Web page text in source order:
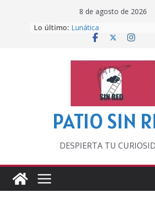
8 de agosto de 2026
Lo último: Lunática
Pero, hasta entonces…
‘La broma infinita’ de
lecturas veraniegas
Otra del Mundial
PATIO SIN
DESPIERTA TU